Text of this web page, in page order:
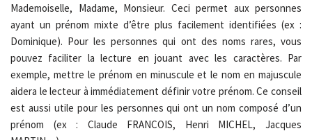
Mademoiselle, Madame, Monsieur. Ceci permet aux personnes
ayant un prénom mixte d’être plus facilement identifiées (ex :
Dominique). Pour les personnes qui ont des noms rares, vous
pouvez faciliter la lecture en jouant avec les caractères. Par
exemple, mettre le prénom en minuscule et le nom en majuscule
aidera le lecteur à immédiatement définir votre prénom. Ce conseil
est aussi utile pour les personnes qui ont un nom composé d’un
prénom (ex : Claude FRANCOIS, Henri MICHEL, Jacques